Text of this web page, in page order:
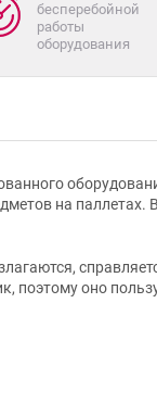
бесперебойной
работы
оборудования
на паллетах.
поэтому оно